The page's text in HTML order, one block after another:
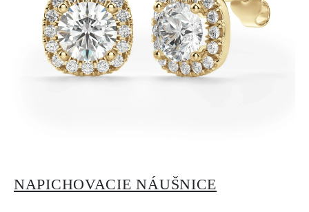
NAPICHOVACIE NÁUŠNICE